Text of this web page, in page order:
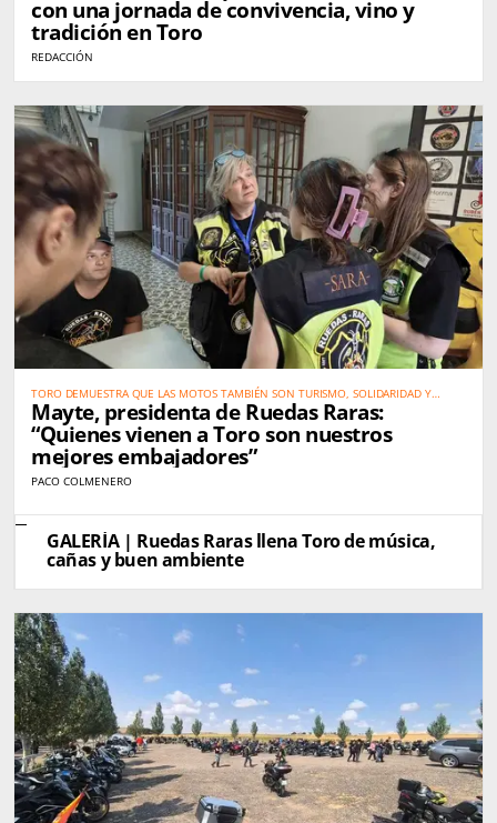
con una jornada de convivencia, vino y
tradición en Toro
REDACCIÓN
TORO DEMUESTRA QUE LAS MOTOS TAMBIÉN SON TURISMO, SOLIDARIDAD Y
PROMOCIÓN DEL TERRITORIO
Mayte, presidenta de Ruedas Raras:
“Quienes vienen a Toro son nuestros
mejores embajadores”
PACO COLMENERO
GALERÍA | Ruedas Raras llena Toro de música,
cañas y buen ambiente